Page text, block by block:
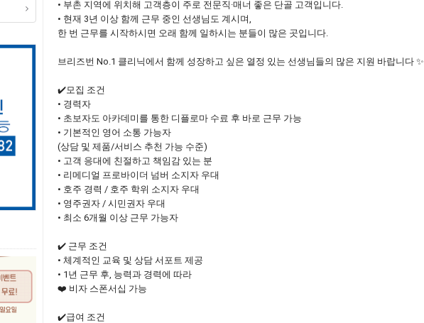
• 부촌 지역에 위치해 고객층이 주로 전문직·매너 좋은 단골 고객입니다.
• 현재 3년 이상 함께 근무 중인 선생님도 계시며,
한 번 근무를 시작하시면 오래 함께 일하시는 분들이 많은 곳입니다.
브리즈번 No.1 클리닉에서 함께 성장하고 싶은 열정 있는 선생님들의 많은 지원 바랍니다 ✨
✔️모집 조건
• 경력자
• 초보자도 아카데미를 통한 디플로마 수료 후 바로 근무 가능
• 기본적인 영어 소통 가능자
(상담 및 제품/서비스 추천 가능 수준)
• 고객 응대에 친절하고 책임감 있는 분
• 리메디얼 프로바이더 넘버 소지자 우대
• 호주 경력 / 호주 학위 소지자 우대
• 영주권자 / 시민권자 우대
• 최소 6개월 이상 근무 가능자
✔️ 근무 조건
• 체계적인 교육 및 상담 서포트 제공
• 1년 근무 후, 능력과 경력에 따라
❤️ 비자 스폰서십 가능
✔️급여 조건